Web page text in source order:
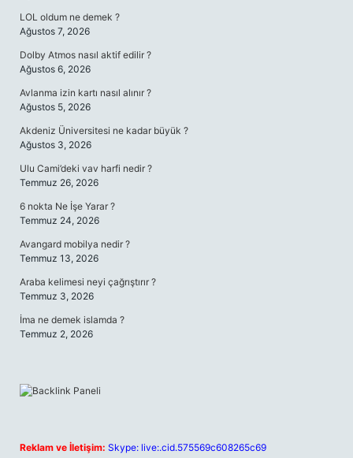
LOL oldum ne demek ?
Ağustos 7, 2026
Dolby Atmos nasıl aktif edilir ?
Ağustos 6, 2026
Avlanma izin kartı nasıl alınır ?
Ağustos 5, 2026
Akdeniz Üniversitesi ne kadar büyük ?
Ağustos 3, 2026
Ulu Cami’deki vav harfi nedir ?
Temmuz 26, 2026
6 nokta Ne İşe Yarar ?
Temmuz 24, 2026
Avangard mobilya nedir ?
Temmuz 13, 2026
Araba kelimesi neyi çağrıştırır ?
Temmuz 3, 2026
İma ne demek islamda ?
Temmuz 2, 2026
Reklam ve İletişim: Skype: live:.cid.575569c608265c69